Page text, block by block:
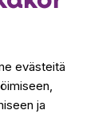
evästeitä
ja